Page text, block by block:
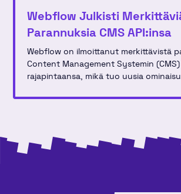
Webflow Julkisti
Parannuksia CMS API:insa
Webflow on ilmoittanut merkittävistä
Content Management Systemin (CMS)
rajapintaansa, mikä tuo uusia
hallinnoivat verkkosivustoja käyttäen
joustavampaa.